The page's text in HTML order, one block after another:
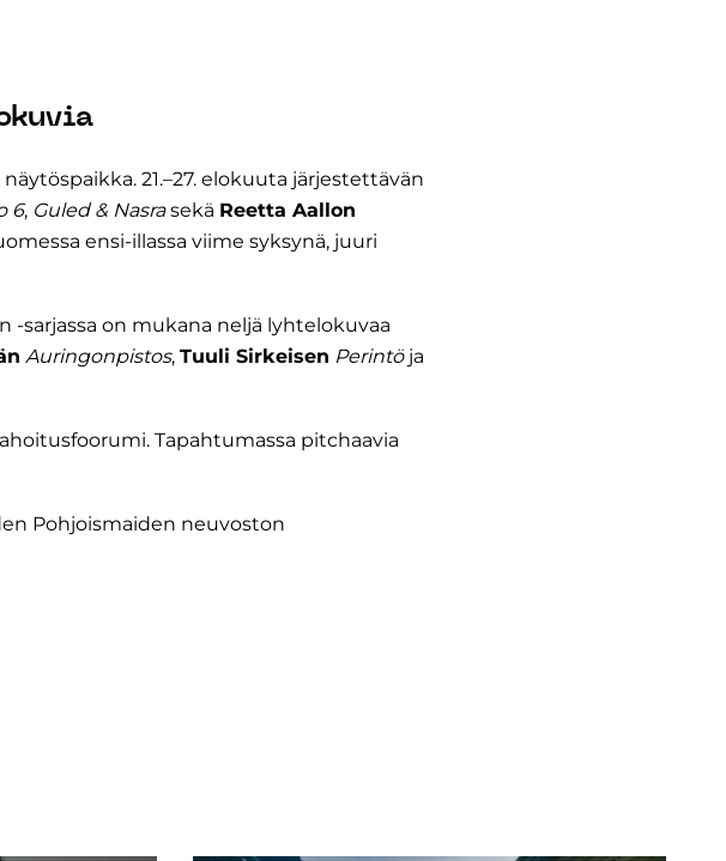
21.–27. elokuuta järjestettävän
6, Guled & Nasrasekä Reetta Aallon
ensi-illassa viime syksynä, juuri
-sarjassa on mukana neljä lyhtelokuvaa
Auringonpistos, Tuuli Sirkeisen Perintöja
Tapahtumassa pitchaavia
Pohjoismaiden neuvoston